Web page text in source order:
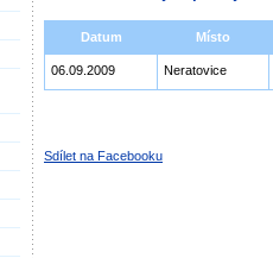
Datum Místo
06.09.2009 Neratovice
Sdílet na Facebooku